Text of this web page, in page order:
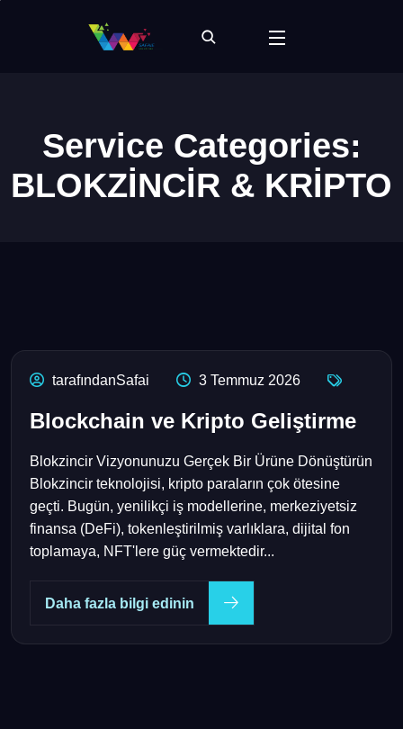
Service Categories:
BLOKZİNCİR & KRİPTO
tarafındanSafai 3 Temmuz 2026
Blockchain ve Kripto Geliştirme
Blokzincir Vizyonunuzu Gerçek Bir Ürüne Dönüştürün
Blokzincir teknolojisi, kripto paraların çok ötesine
geçti. Bugün, yenilikçi iş modellerine, merkeziyetsiz
finansa (DeFi), tokenleştirilmiş varlıklara, dijital fon
toplamaya, NFT'lere güç vermektedir...
Daha fazla bilgi edinin